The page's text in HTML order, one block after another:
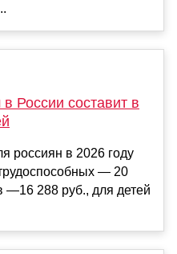
России составит в
россиян в 2026 году
— 20
—16 288 руб., для детей